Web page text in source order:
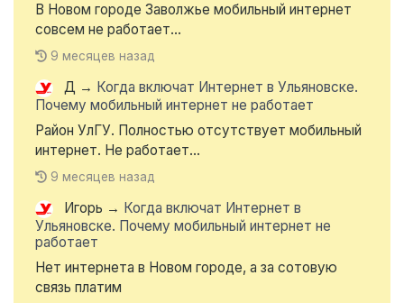
В Новом городе Заволжье мобильный интернет
совсем не работает...
9 месяцев назад
Д → Когда включат Интернет в Ульяновске.
Почему мобильный интернет не работает
Район УлГУ. Полностью отсутствует мобильный
интернет. Не работает...
9 месяцев назад
Игорь → Когда включат Интернет в
Ульяновске. Почему мобильный интернет не
работает
Нет интернета в Новом городе, а за сотовую
связь платим